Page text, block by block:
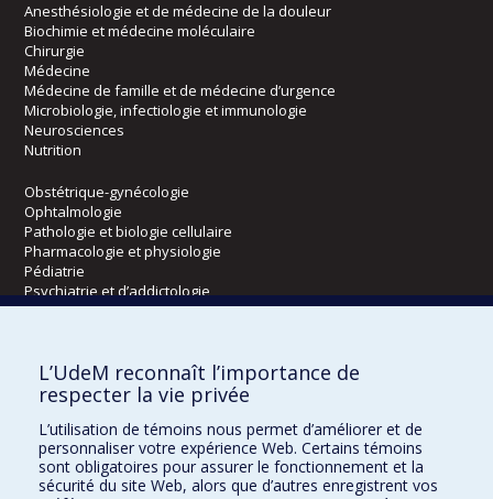
Anesthésiologie et de médecine de la douleur
Biochimie et médecine moléculaire
Chirurgie
Médecine
Médecine de famille et de médecine d’urgence
Microbiologie, infectiologie et immunologie
Neurosciences
Nutrition
Obstétrique-gynécologie
Ophtalmologie
Pathologie et biologie cellulaire
Pharmacologie et physiologie
Pédiatrie
Psychiatrie et d’addictologie
Radiologie, radio-oncologie et médecine nucléaire
Écoles
Orthophonie et audiologie
Réadaptation
L’UdeM reconnaît l’importance de
respecter la vie privée
L’utilisation de témoins nous permet d’améliorer et de
personnaliser votre expérience Web. Certains témoins
sont obligatoires pour assurer le fonctionnement et la
sécurité du site Web, alors que d’autres enregistrent vos